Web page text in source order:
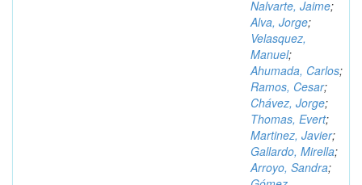
Nalvarte, Jaime;
Alva, Jorge;
Velasquez,
Manuel;
Ahumada, Carlos;
Ramos, Cesar;
Chávez, Jorge;
Thomas, Evert;
Martinez, Javier;
Gallardo, Mirella;
Arroyo, Sandra;